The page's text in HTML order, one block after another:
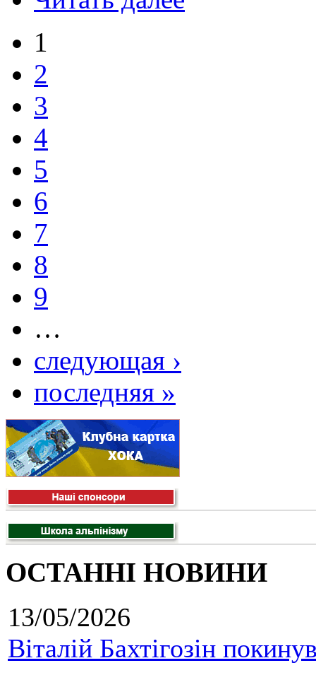
1
2
3
4
5
6
7
8
9
…
следующая ›
последняя »
ОСТАННІ НОВИНИ
13/05/2026
Віталій Бахтігозін